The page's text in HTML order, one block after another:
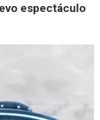
espectáculo